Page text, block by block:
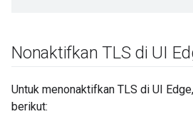
Nonaktifkan TLS di UI
Untuk menonaktifkan TLS di UI
berikut: